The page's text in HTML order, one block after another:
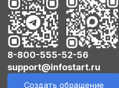
8-800-555-52-56
support@infostart.ru
Создать обращение